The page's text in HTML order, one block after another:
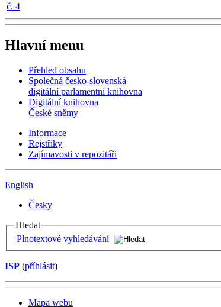
č. 4
Hlavní menu
Přehled obsahu
Společná česko-slovenská
digitální parlamentní knihovna
Digitální knihovna
České sněmy
Informace
Rejstříky
Zajímavosti v repozitáři
English
Česky
Hledat
Plnotextové vyhledávání
ISP (příhlásit)
Mapa webu